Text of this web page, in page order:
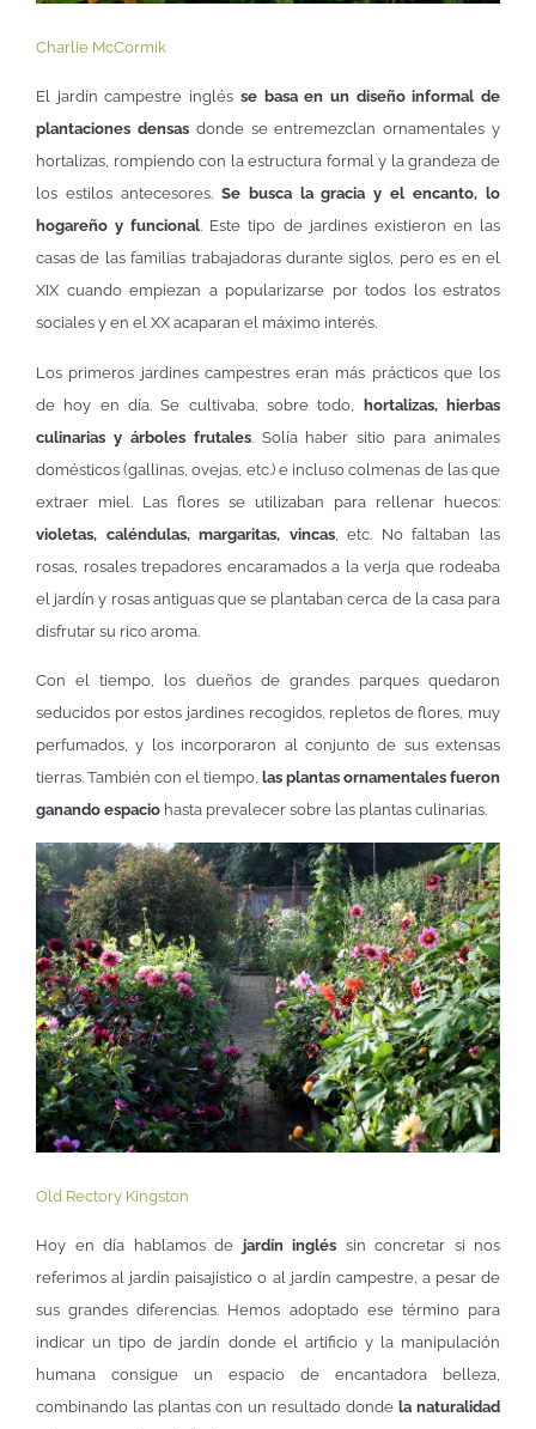
Charlie McCormik
El jardín campestre inglés se basa en un diseño informal de
plantaciones densasdonde se entremezclan ornamentales y
hortalizas, rompiendo con la estructura formal y la grandeza de
los estilos antecesores. Se busca la gracia y el encanto, lo
hogareño y funcional. Este tipo de jardines existieron en las
casas de las familias trabajadoras durante siglos, pero es en el
XIX cuando empiezan a popularizarse por todos los estratos
sociales y en el XX acaparan el máximo interés.
Los primeros jardines campestres eran más prácticos que los
de hoy en día. Se cultivaba, sobre todo, hortalizas, hierbas
culinarias y árboles frutales. Solía haber sitio para animales
domésticos (gallinas, ovejas, etc.) e incluso colmenas de las que
extraer miel. Las flores se utilizaban para rellenar huecos:
violetas, caléndulas, margaritas, vincas, etc. No faltaban las
rosas, rosales trepadores encaramados a la verja que rodeaba
el jardín y rosas antiguas que se plantaban cerca de la casa para
disfrutar su rico aroma.
Con el tiempo, los dueños de grandes parques quedaron
seducidos por estos jardines recogidos, repletos de flores, muy
perfumados, y los incorporaron al conjunto de sus extensas
tierras. También con el tiempo, las plantas ornamentales fueron
ganando espacio hasta prevalecer sobre las plantas culinarias.
Old Rectory Kingston
Hoy en día hablamos de jardín inglés sin concretar si nos
referimos al jardín paisajístico o al jardín campestre, a pesar de
sus grandes diferencias. Hemos adoptado ese término para
indicar un tipo de jardín donde el artificio y la manipulación
humana consigue un espacio de encantadora belleza,
combinando las plantas con un resultado donde la naturalidad